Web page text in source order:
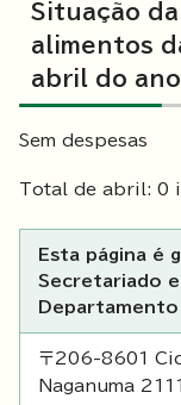
Situação
alimentos
abril do
Sem despesas
Total de abril: 0
Esta página é
Secretariado
〒206-8601
Naganuma 2111